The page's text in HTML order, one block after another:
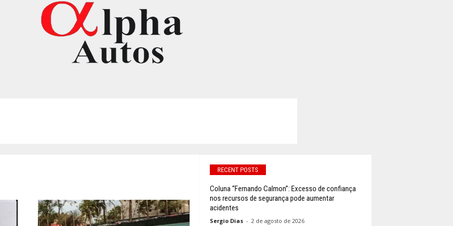
RECENT POSTS
Coluna “Fernando Calmon”: Excesso de confiança
nos recursos de segurança pode aumentar
acidentes
Sergio Dias - 2 de agosto de 2026